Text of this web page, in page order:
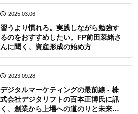
2025.03.06
習うより慣れろ。実践しながら勉強す
るのをおすすめしたい。FP前田菜緒さ
んに聞く、資産形成の始め方
2023.09.28
デジタルマーケティングの最前線 - 株
式会社デジタリフトの百本正博氏に訊
く、創業から上場への道のりと未来の